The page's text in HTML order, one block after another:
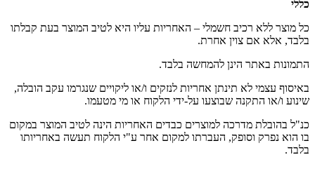
כללי
כל מוצר ללא רכיב חשמלי – האחריות עליו היא לטיב המוצר בעת קבלתו
בלבד, אלא אם צוין אחרת.
התמונות באתר הינן להמחשה בלבד.
באיסוף עצמי לא תינתן אחריות לנזקים ו/או ליקויים שנגרמו עקב הובלה,
שינוע ו/או התקנה שבוצעו על-ידי הלקוח או מי מטעמו.
כנ"ל בהובלת מדרכה למוצרים כבדים האחריות הינה לטיב המוצר במקום
בו הוא נפרק וסופק, העברתו למקום אחר ע"י הלקוח תעשה באחריותו
בלבד.